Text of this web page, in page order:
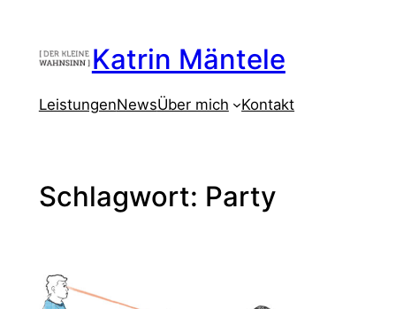
springen
Katrin Mäntele
LeistungenNewsÜber mich Kontakt
Schlagwort: Party